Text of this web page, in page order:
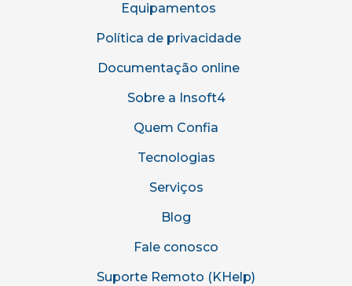
Equipamentos
Política de privacidade
Documentação online
Sobre a Insoft4
Quem Confia
Tecnologias
Serviços
Blog
Fale conosco
Suporte Remoto (KHelp)